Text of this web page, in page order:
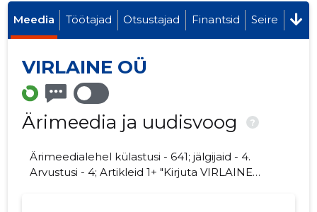
Meedia Töötajad Otsustajad Finantsid Seire
VIRLAINE OÜ
Ärimeedia ja uudisvoog ?
Ärimeedialehel külastusi - 641; jälgijaid - 4.
Arvustusi - 4; Artikleid 1+ "Kirjuta VIRLAINE